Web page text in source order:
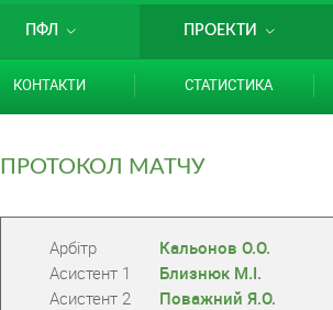
ПФЛ ПРОЕКТИ
КОНТАКТИ СТАТИСТИКА
ПРОТОКОЛ МАТЧУ
Арбітр
Кальонов О.О.
Асистент 1
Близнюк М.І.
Асистент 2
Поважний Я.О.